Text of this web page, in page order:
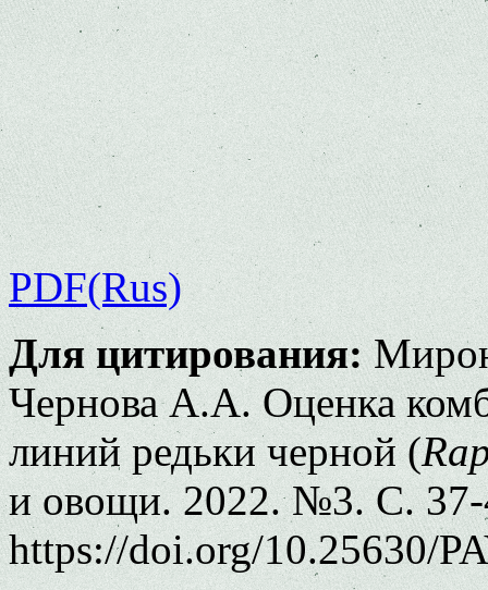
PDF(Rus)
Для цитирования:
Чернова А.А. Оценка
линий редьки черной (
и овощи. 2022. №3. С.
https://doi.org/10.25630/